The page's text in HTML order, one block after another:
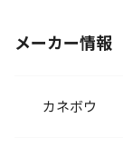
メーカー情報
カネボウ